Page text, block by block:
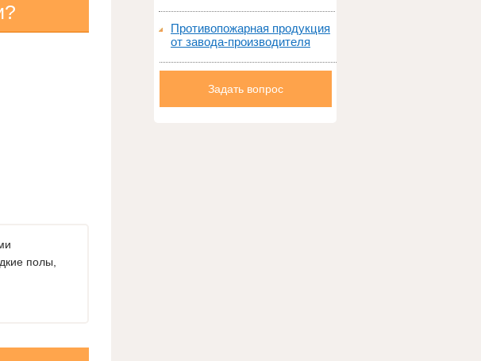
полы,
Противопожарная продукция
от завода-производителя
Задать вопрос